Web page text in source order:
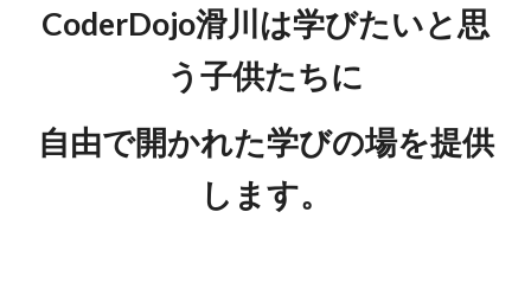
CoderDojo滑川は学びたいと思
う子供たちに
自由で開かれた学びの場を提供
します。